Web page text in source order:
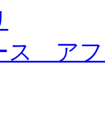
ス ア